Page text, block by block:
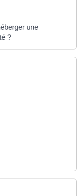
une
?
dans un nouvel onglet)
un nouvel onglet)
onglet)
un nouvel onglet)